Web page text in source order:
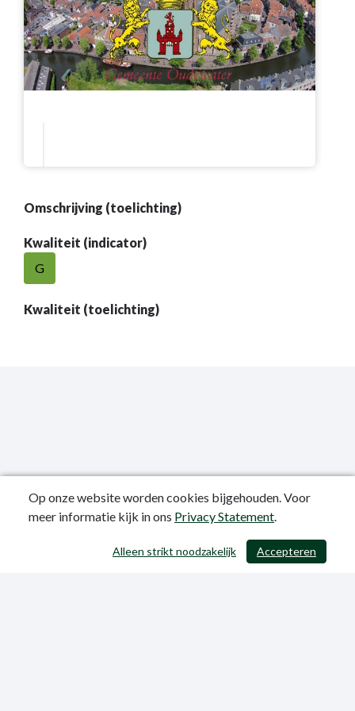
Omschrijving (toelichting)
Kwaliteit (indicator)
G
Kwaliteit (toelichting)
/ 403
Publicatiedatum: 12-06-2023
Op onze website worden cookies bijgehouden. Voor
meer informatie kijk in ons Privacy Statement.
Accepteren
Alleen strikt noodzakelijk